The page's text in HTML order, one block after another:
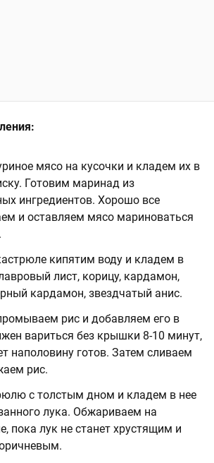
мясо на кусочки и кладем их в
Готовим маринад из
ингредиентов. Хорошо все
и оставляем мясо мариноваться
кипятим воду и кладем в
лист, корицу, кардамон,
кардамон, звездчатый анис.
рис и добавляем его в
вариться без крышки 8-10 минут,
наполовину готов. Затем сливаем
рис.
с толстым дном и кладем в нее
лука. Обжариваем на
пока лук не станет хрустящим и